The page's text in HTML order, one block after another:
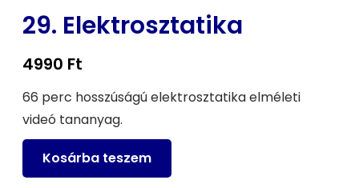
29. Elektrosztatika
4990 Ft
66 perc hosszúságú elektrosztatika elméleti
videó tananyag.
Kosárba teszem